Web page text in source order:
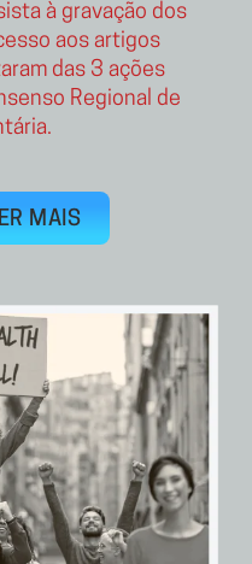
à gravação dos
aos artigos
das 3 ações
Regional de
MAIS